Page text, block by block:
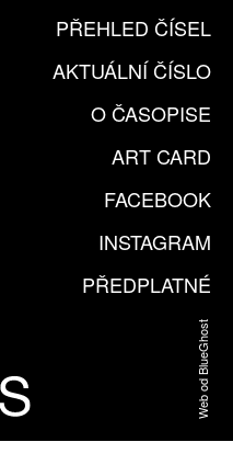
PŘEHLED ČÍSEL
AKTUÁLNÍ ČÍSLO
O ČASOPISE
ART CARD
FACEBOOK
INSTAGRAM
PŘEDPLATNÉ
Web od BlueGhost